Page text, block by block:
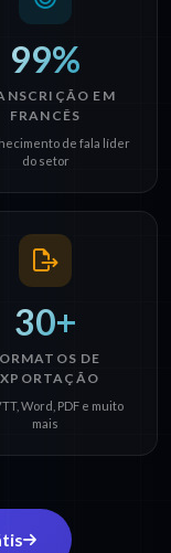
99%
EM
FRANCÊS
de fala líder
do setor
30+
DE
Word, PDF e muito
mais